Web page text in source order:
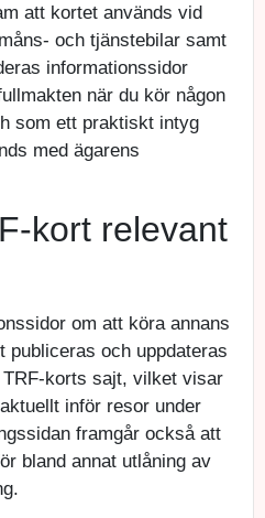
att kortet används vid
och tjänstebilar samt
informationssidor
när du kör någon
som ett praktiskt intyg
med ägarens
kort relevant
om att köra annans
publiceras och uppdateras
TRF-korts sajt, vilket visar
inför resor under
framgår också att
bland annat utlåning av